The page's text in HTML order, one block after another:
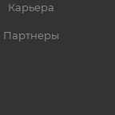
Карьера
Партнеры